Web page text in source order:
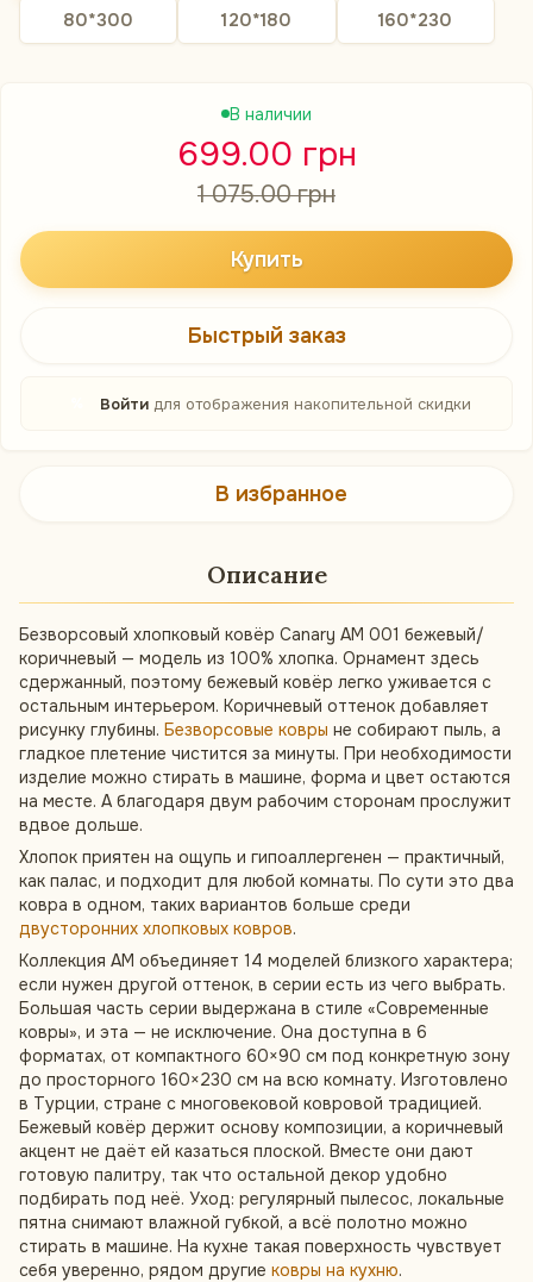
80*300
120*180 160*230
В наличии
699.00 грн
1 075.00 грн
Купить
Быстрый заказ
Войти для отображения накопительной скидки
В избранное
Описание
Безворсовый хлопковый ковёр Canary AM 001 бежевый/
коричневый — модель из 100% хлопка. Орнамент здесь
сдержанный, поэтому бежевый ковёр легко уживается с
остальным интерьером. Коричневый оттенок добавляет
рисунку глубины. Безворсовые ковры не собирают пыль, а
гладкое плетение чистится за минуты. При необходимости
изделие можно стирать в машине, форма и цвет остаются
на месте. А благодаря двум рабочим сторонам прослужит
вдвое дольше.
Хлопок приятен на ощупь и гипоаллергенен — практичный,
как палас, и подходит для любой комнаты. По сути это два
ковра в одном, таких вариантов больше среди
двусторонних хлопковых ковров.
Коллекция AM объединяет 14 моделей близкого характера;
если нужен другой оттенок, в серии есть из чего выбрать.
Большая часть серии выдержана в стиле «Современные
ковры», и эта — не исключение. Она доступна в 6
форматах, от компактного 60×90 см под конкретную зону
до просторного 160×230 см на всю комнату. Изготовлено
в Турции, стране с многовековой ковровой традицией.
Бежевый ковёр держит основу композиции, а коричневый
акцент не даёт ей казаться плоской. Вместе они дают
готовую палитру, так что остальной декор удобно
подбирать под неё. Уход: регулярный пылесос, локальные
пятна снимают влажной губкой, а всё полотно можно
стирать в машине. На кухне такая поверхность чувствует
себя уверенно, рядом другие ковры на кухню.